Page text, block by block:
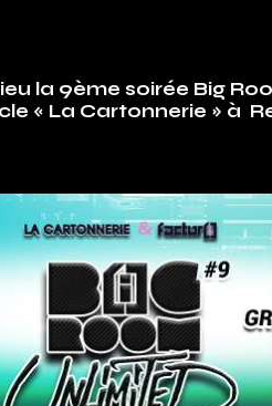
la 9ème soirée Big
« La Cartonnerie » à